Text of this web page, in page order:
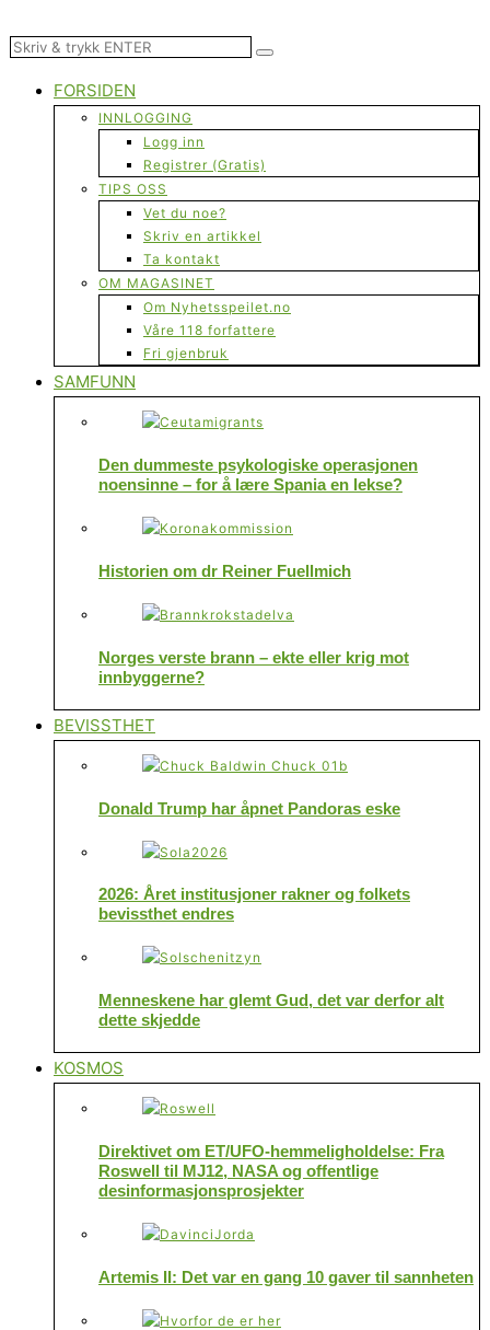
FORSIDEN
INNLOGGING
Logg inn
Registrer (Gratis)
TIPS OSS
Vet du noe?
Skriv en artikkel
Ta kontakt
OM MAGASINET
Om Nyhetsspeilet.no
Våre 118 forfattere
Fri gjenbruk
SAMFUNN
Den dummeste psykologiske operasjonen
noensinne – for å lære Spania en lekse?
Historien om dr Reiner Fuellmich
Norges verste brann – ekte eller krig mot
innbyggerne?
BEVISSTHET
Donald Trump har åpnet Pandoras eske
2026: Året institusjoner rakner og folkets
bevissthet endres
Menneskene har glemt Gud, det var derfor alt
dette skjedde
KOSMOS
Direktivet om ET/UFO-hemmeligholdelse: Fra
Roswell til MJ12, NASA og offentlige
desinformasjonsprosjekter
Artemis II: Det var en gang 10 gaver til sannheten